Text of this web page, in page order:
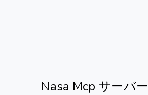
Nasa Mcp サーバー